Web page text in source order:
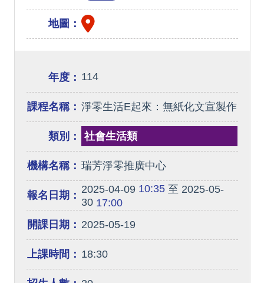
地圖：
年度： 114
課程名稱： 淨零生活E起來：無紙化文宣製作
類別： 社會生活類
機構名稱： 瑞芳淨零推廣中心
報名日期： 2025-04-0910:35至 2025-05-
3017:00
開課日期： 2025-05-19
上課時間： 18:30